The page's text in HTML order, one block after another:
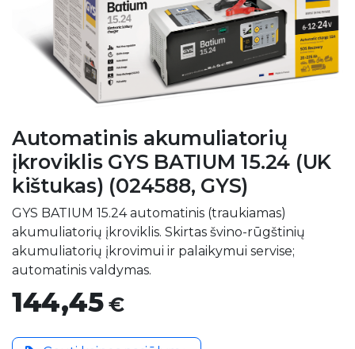
Automatinis akumuliatorių
įkroviklis GYS BATIUM 15.24 (UK
kištukas) (024588, GYS)
GYS BATIUM 15.24 automatinis (traukiamas)
akumuliatorių įkroviklis. Skirtas švino-rūgštinių
akumuliatorių įkrovimui ir palaikymui servise;
automatinis valdymas.
144,45€